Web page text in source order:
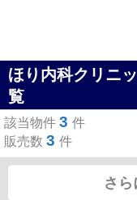
ほり内科クリニ
覧
該当物件 3 件
販売数 3 件
さ